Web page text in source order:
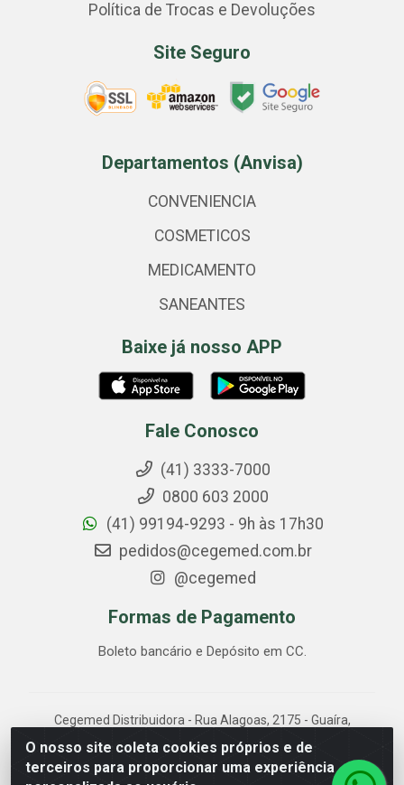
O nosso site coleta cookies próprios e de
terceiros para proporcionar uma experiência
Política de Trocas e Devoluções
Site Seguro
Departamentos (Anvisa)
CONVENIENCIA
COSMETICOS
MEDICAMENTO
SANEANTES
Baixe já nosso APP
Fale Conosco
(41) 3333-7000
0800 603 2000
(41) 99194-9293 - 9h às 17h30
pedidos@cegemed.com.br
@cegemed
Formas de Pagamento
Boleto bancário e Depósito em CC.
Cegemed Distribuidora - Rua Alagoas, 2175 - Guaíra,
Curitiba/PR - CEP 80.630-050 - CNPJ 85.017.994/0001-